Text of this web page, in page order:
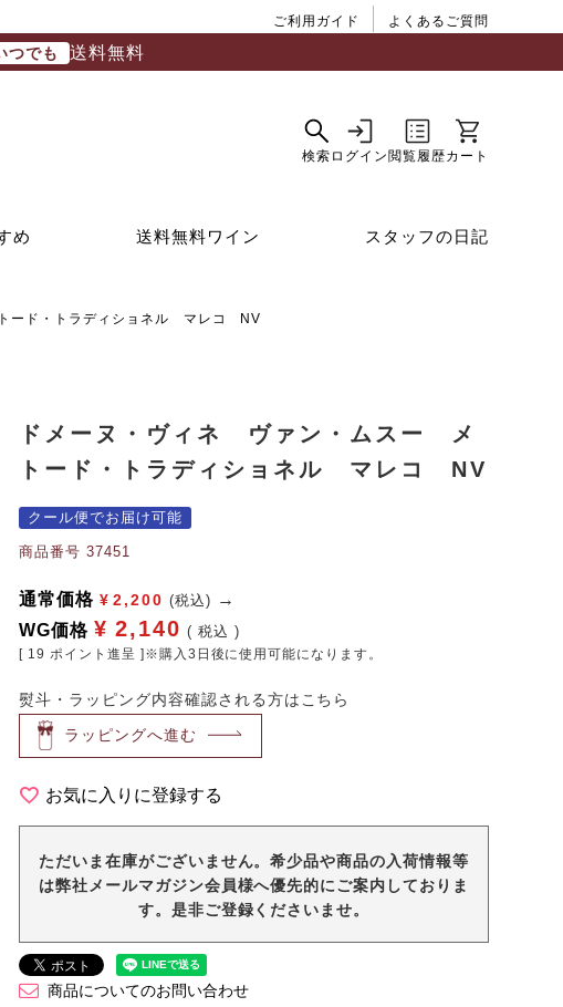
ご利用ガイド よくあるご質問
つでも 送料無料
め 送料無料ワイン スタッフの日記
ード・トラディショネル マレコ NV
ドメーヌ・ヴィネ ヴァン・ムスー メ
トード・トラディショネル マレコ NV
クール便でお届け可能
商品番号 37451
通常価格 ¥ 2,200 (税込)
WG価格 ¥ 2,140 税込
[ 19 ポイント進呈 ]※購入3日後に使用可能になります。
熨斗・ラッピング内容確認される方はこちら
ラッピングへ進む
お気に入りに登録する
ただいま在庫がございません。希少品や商品の入荷情報等
は弊社メールマガジン会員様へ優先的にご案内しておりま
す。是非ご登録くださいませ。
商品についてのお問い合わせ